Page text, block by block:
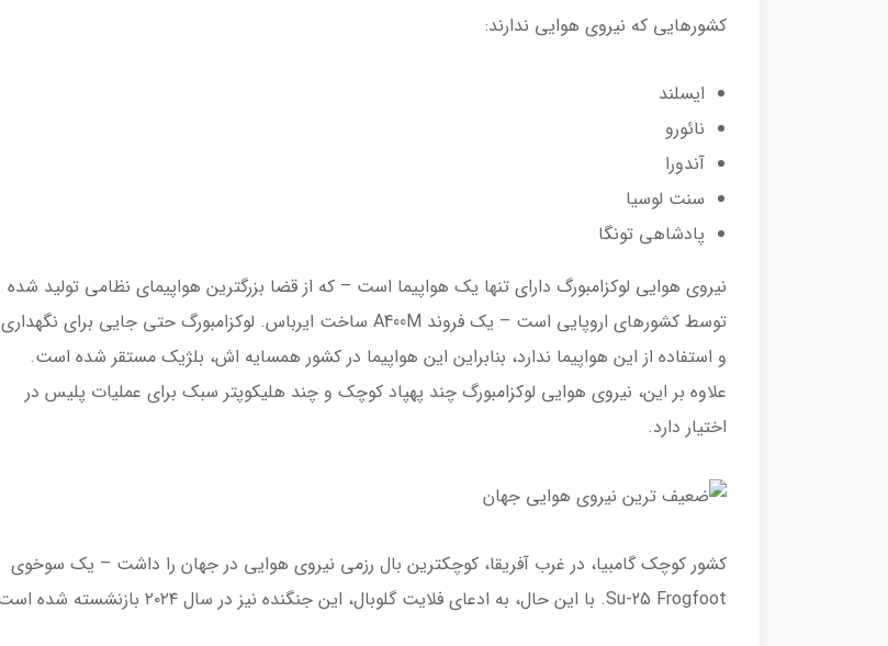
کشورهایی که نیروی هوایی ندارند:
ایسلند
نائورو
آندورا
سنت لوسیا
پادشاهی تونگا
نیروی هوایی لوکزامبورگ دارای تنها یک هواپیما است – که از قضا بزرگترین هواپیمای نظامی تولید شده
توسط کشورهای اروپایی است – یک فروند A400M ساخت ایرباس. لوکزامبورگ حتی جایی برای نگهداری
و استفاده از این هواپیما ندارد، بنابراین این هواپیما در کشور همسایه اش، بلژیک مستقر شده است.
علاوه بر این، نیروی هوایی لوکزامبورگ چند پهپاد کوچک و چند هلیکوپتر سبک برای عملیات پلیس در
اختیار دارد.
کشور کوچک گامبیا، در غرب آفریقا، کوچکترین بال رزمی نیروی هوایی در جهان را داشت – یک سوخوی
Su-25 Frogfoot. با این حال، به ادعای فلایت گلوبال، این جنگنده نیز در سال ۲۰۲۴ بازنشسته شده است.